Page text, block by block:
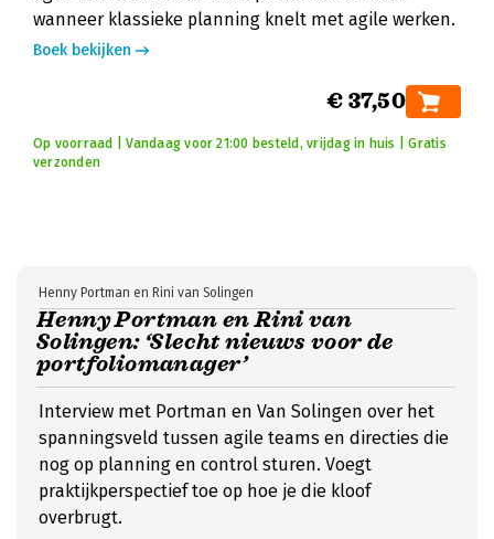
wanneer klassieke planning knelt met agile werken.
Boek bekijken
€ 37,50
Op voorraad | Vandaag voor 21:00 besteld, vrijdag in huis | Gratis
verzonden
Henny Portman en Rini van
Solingen: ‘Slecht nieuws voor de
portfoliomanager’
Henny Portman en Rini van Solingen
Interview met Portman en Van Solingen over het
spanningsveld tussen agile teams en directies die
nog op planning en control sturen. Voegt
praktijkperspectief toe op hoe je die kloof
overbrugt.